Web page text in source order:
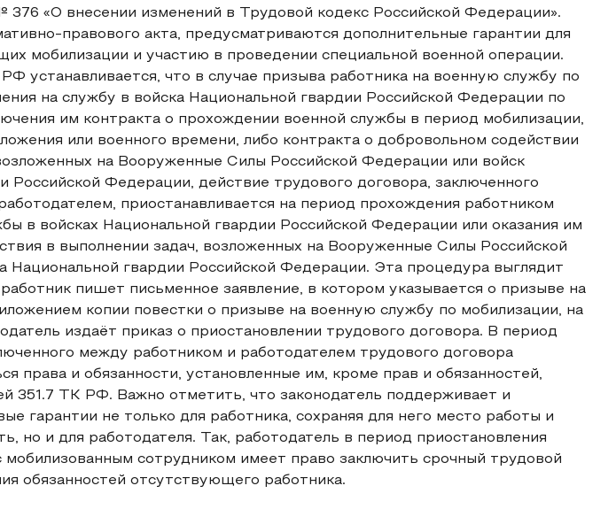
«О внесении изменений в Трудовой кодекс Российской Федерации».
правового акта, предусматриваются дополнительные гарантии для
мобилизации и участию в проведении специальной военной операции.
РФ устанавливается, что в случае призыва работника на военную службу по
на службу в войска Национальной гвардии Российской Федерации по
им контракта о прохождении военной службы в период мобилизации,
или военного времени, либо контракта о добровольном содействии
на Вооруженные Силы Российской Федерации или войск
Российской Федерации, действие трудового договора, заключенного
приостанавливается на период прохождения работником
в войсках Национальной гвардии Российской Федерации или оказания им
в выполнении задач, возложенных на Вооруженные Силы Российской
Национальной гвардии Российской Федерации. Эта процедура выглядит
пишет письменное заявление, в котором указывается о призыве на
копии повестки о призыве на военную службу по мобилизации, на
издаёт приказ о приостановлении трудового договора. В период
между работником и работодателем трудового договора
права и обязанности, установленные им, кроме прав и обязанностей,
351.7 ТК РФ. Важно отметить, что законодатель поддерживает и
гарантии не только для работника, сохраняя для него место работы и
но и для работодателя. Так, работодатель в период приостановления
мобилизованным сотрудником имеет право заключить срочный трудовой
обязанностей отсутствующего работника.